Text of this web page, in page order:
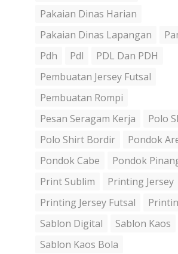
Pakaian Dinas Harian
Pakaian Dinas Lapangan
Pdh
Pdl
PDL Dan PDH
Pembuatan Jersey Futsal
Pembuatan Rompi
Pesan Seragam Kerja
Polo
Polo Shirt Bordir
Pondok
Pondok Cabe
Pondok
Print Sublim
Printing Jersey
Printing Jersey Futsal
Sablon Digital
Sablon Kaos
Sablon Kaos Bola